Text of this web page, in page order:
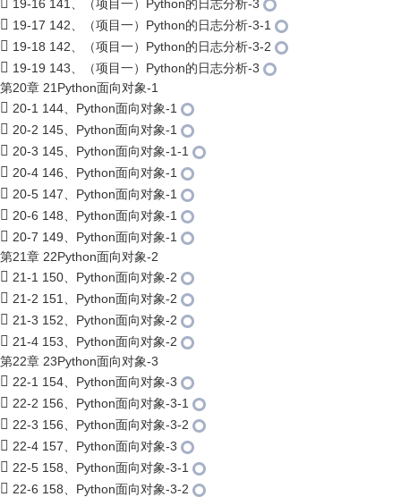
19-16 141、（项目一）Python的日志分析-3
19-17 142、（项目一）Python的日志分析-3-1
19-18 142、（项目一）Python的日志分析-3-2
19-19 143、（项目一）Python的日志分析-3
第20章 21Python面向对象-1
20-1 144、Python面向对象-1
20-2 145、Python面向对象-1
20-3 145、Python面向对象-1-1
20-4 146、Python面向对象-1
20-5 147、Python面向对象-1
20-6 148、Python面向对象-1
20-7 149、Python面向对象-1
第21章 22Python面向对象-2
21-1 150、Python面向对象-2
21-2 151、Python面向对象-2
21-3 152、Python面向对象-2
21-4 153、Python面向对象-2
第22章 23Python面向对象-3
22-1 154、Python面向对象-3
22-2 156、Python面向对象-3-1
22-3 156、Python面向对象-3-2
22-4 157、Python面向对象-3
22-5 158、Python面向对象-3-1
22-6 158、Python面向对象-3-2